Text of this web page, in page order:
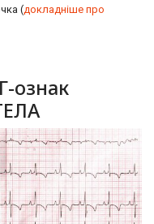
(докладніше про
ознак